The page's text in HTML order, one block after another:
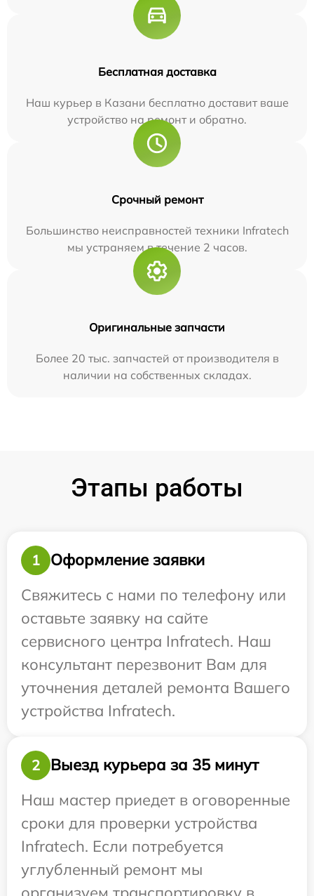
Бесплатная доставка
Наш курьер в Казани бесплатно доставит ваше
устройство на ремонт и обратно.
Срочный ремонт
Большинство неисправностей техники Infratech
мы устраняем в течение 2 часов.
Оригинальные запчасти
Более 20 тыс. запчастей от производителя в
наличии на собственных складах.
Этапы работы
1
Оформление заявки
Свяжитесь с нами по телефону или
оставьте заявку на сайте
сервисного центра Infratech. Наш
консультант перезвонит Вам для
уточнения деталей ремонта Вашего
устройства Infratech.
2
Выезд курьера за 35 минут
Наш мастер приедет в оговоренные
сроки для проверки устройства
Infratech. Если потребуется
углубленный ремонт мы